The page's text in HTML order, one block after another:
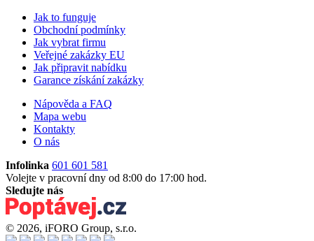
Jak to funguje
Obchodní podmínky
Jak vybrat firmu
Veřejné zakázky EU
Jak připravit nabídku
Garance získání zakázky
Nápověda a FAQ
Mapa webu
Kontakty
O nás
Infolinka 601 601 581
Volejte v pracovní dny od 8:00 do 17:00 hod.
Sledujte nás
© 2026, iFORO Group, s.r.o.